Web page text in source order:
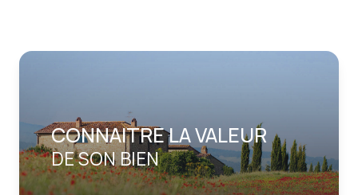
CONNAITRE LA VALEUR
DE SON BIEN